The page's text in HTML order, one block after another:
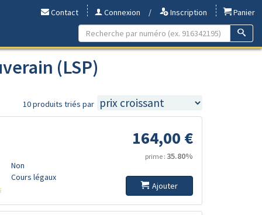
Contact Connexion / Inscription Panier
(LSP)
10 produits triés par
Non
Cours légaux
164,00 €
prime : 35.80%
Ajouter